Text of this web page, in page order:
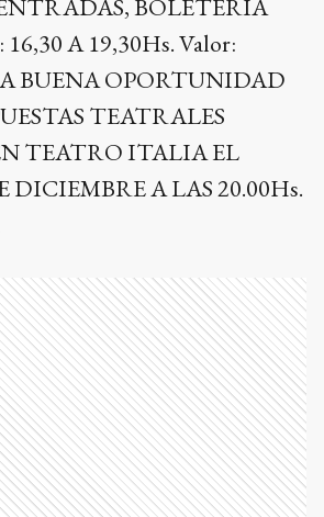
BOLETERÍA
A 19,30Hs. Valor:
BUENA OPORTUNIDAD
TEATRALES
TEATRO ITALIA EL
DICIEMBRE A LAS 20.00Hs.